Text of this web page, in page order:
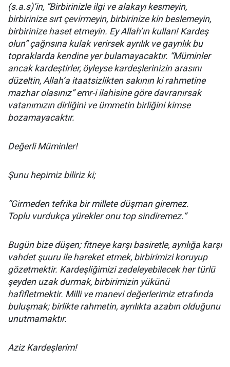
(s.a.s)’in, “Birbirinizle ilgi ve alakayı kesmeyin,
birbirinize sırt çevirmeyin, birbirinize kin beslemeyin,
birbirinize haset etmeyin. Ey Allah’ın kulları! Kardeş
olun” çağrısına kulak verirsek ayrılık ve gayrılık bu
topraklarda kendine yer bulamayacaktır. “Müminler
ancak kardeştirler, öyleyse kardeşlerinizin arasını
düzeltin, Allah’a itaatsizlikten sakının ki rahmetine
mazhar olasınız” emr-i ilahisine göre davranırsak
vatanımızın dirliğini ve ümmetin birliğini kimse
bozamayacaktır.
Değerli Müminler!
Şunu hepimiz biliriz ki;
“Girmeden tefrika bir millete düşman giremez.
Toplu vurdukça yürekler onu top sindiremez.”
Bugün bize düşen; fitneye karşı basiretle, ayrılığa karşı
vahdet şuuru ile hareket etmek, birbirimizi koruyup
gözetmektir. Kardeşliğimizi zedeleyebilecek her türlü
şeyden uzak durmak, birbirimizin yükünü
hafifletmektir. Milli ve manevi değerlerimiz etrafında
buluşmak; birlikte rahmetin, ayrılıkta azabın olduğunu
unutmamaktır.
Aziz Kardeşlerim!